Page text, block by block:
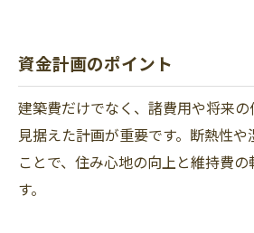
資金計画のポイント
建築費だけでなく、諸費用や将来
見据えた計画が重要です。断熱性
ことで、住み心地の向上と維持費
す。